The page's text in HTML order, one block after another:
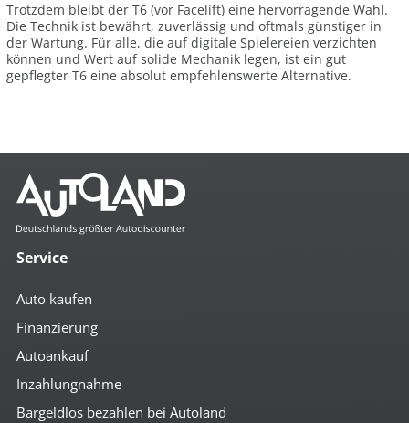
Trotzdem bleibt der T6 (vor Facelift) eine hervorragende Wahl.
Die Technik ist bewährt, zuverlässig und oftmals günstiger in
der Wartung. Für alle, die auf digitale Spielereien verzichten
können und Wert auf solide Mechanik legen, ist ein gut
gepflegter T6 eine absolut empfehlenswerte Alternative.
Service
Auto kaufen
Finanzierung
Autoankauf
Inzahlungnahme
Bargeldlos bezahlen bei Autoland